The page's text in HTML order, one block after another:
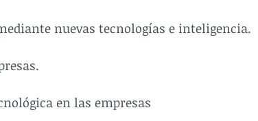
nuevas tecnologías e inteligencia.
en las empresas